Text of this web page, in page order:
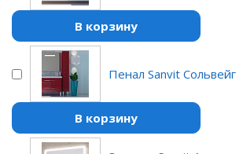
В корзину
Пенал Sanvit Сольвейг
В корзину